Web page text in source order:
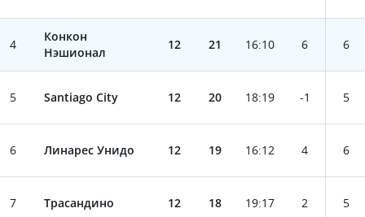
4
Конкон
Нэшионал
12 21 16:10 6 6
5 Santiago City 12 20 18:19 -1 5
6 Линарес Унидо 12 19 16:12 4 6
7 Трасандино 12 18 19:17 2 5